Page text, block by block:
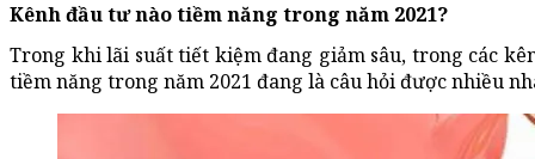
Kênh đầu tư nào tiềm năng trong năm 2021?
Trong khi lãi suất tiết kiệm đang giảm sâu, trong các
tiềm năng trong năm 2021 đang là câu hỏi được nhiều